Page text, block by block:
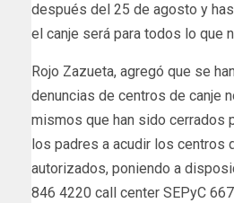
después del 25 de agosto y
el canje será para todos lo que
Rojo Zazueta, agregó que se
denuncias de centros de canje
mismos que han sido cerrados
los padres a acudir los centros
autorizados, poniendo a
846 4220 call center SEPyC